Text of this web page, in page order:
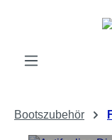
Zum Hauptinhalt
Bootszubehör